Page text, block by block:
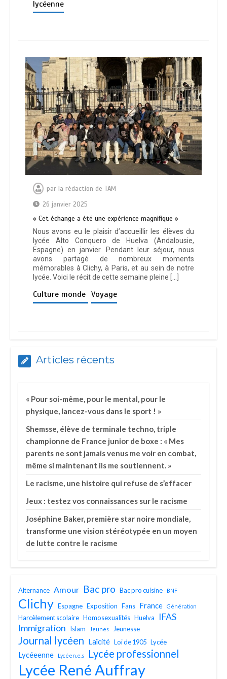
lycéenne
par la rédaction de TAM
26 janvier 2025
« Cet échange a été une expérience magnifique »
Nous avons eu le plaisir d’accueillir les élèves du
lycée Alto Conquero de Huelva (Andalousie,
Espagne) en janvier. Pendant leur séjour, nous
avons partagé de nombreux moments
mémorables à Clichy, à Paris, et au sein de notre
lycée. Voici le récit de cette semaine pleine […]
Culture monde Voyage
Articles récents
« Pour soi-même, pour le mental, pour le
physique, lancez-vous dans le sport ! »
Shemsse, élève de terminale techno, triple
championne de France junior de boxe : « Mes
parents ne sont jamais venus me voir en combat,
même si maintenant ils me soutiennent. »
Le racisme, une histoire qui refuse de s’effacer
Jeux : testez vos connaissances sur le racisme
Joséphine Baker, première star noire mondiale,
transforme une vision stéréotypée en un moyen
de lutte contre le racisme
Alternance Amour Bac pro Bac pro cuisine BNF
Clichy Espagne Exposition Fans France Génération
Harcèlement scolaire Homosexualités Huelva
IFAS
Immigration
Islam Jeunes Jeunesse
Journal lycéen Laïcité Loi de 1905 Lycée
Lycéeenne Lycéen.e.s Lycée professionnel
Lycée René Auffray